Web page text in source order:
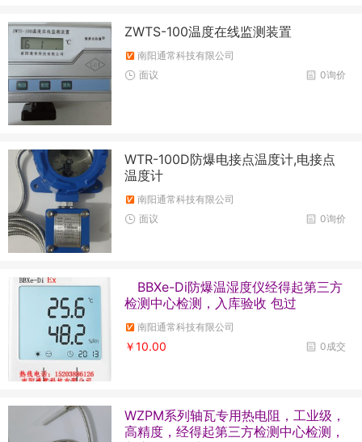
ZWTS-100温度在线监测装置
南阳通常科技有限公司
0询价
面议
WTR-100D防爆电接点温度计,电接点
温度计
南阳通常科技有限公司
0询价
面议
BBXe-Di防爆温湿度仪经得起第三方
检测中心检测，入库验收 包过
南阳通常科技有限公司
0成交
￥10.00
WZPM系列轴瓦专用热电阻，工业级，
高精度，经得起第三方检测中心检测，